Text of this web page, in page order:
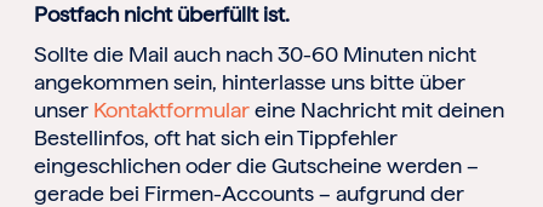
Postfach nicht überfüllt ist.
Sollte die Mail auch nach 30-60 Minuten nicht
angekommen sein, hinterlasse uns bitte über
unser Kontaktformulareine Nachricht mit deinen
Bestellinfos, oft hat sich ein Tippfehler
eingeschlichen oder die Gutscheine werden –
gerade bei Firmen-Accounts – aufgrund der